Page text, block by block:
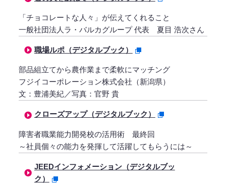
「チョコレートな人々」が伝えてくれること
一般社団法人ラ・バルカグループ 代表 夏目 浩次さん
職場ルポ（デジタルブック）
部品組立てから農作業まで柔軟にマッチング
フジイコーポレーション株式会社（新潟県）
文：豊浦美紀／写真：官野 貴
クローズアップ（デジタルブック）
障害者職業能力開発校の活用術 最終回
～社員個々の能力を発揮して活躍してもらうには～
JEEDインフォメーション（デジタルブッ
ク）